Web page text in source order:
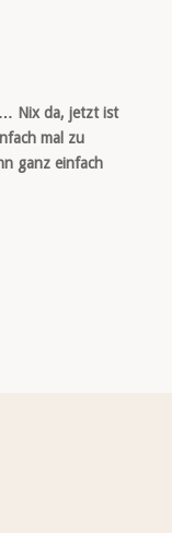
Nix da, jetzt ist
mal zu
ganz einfach